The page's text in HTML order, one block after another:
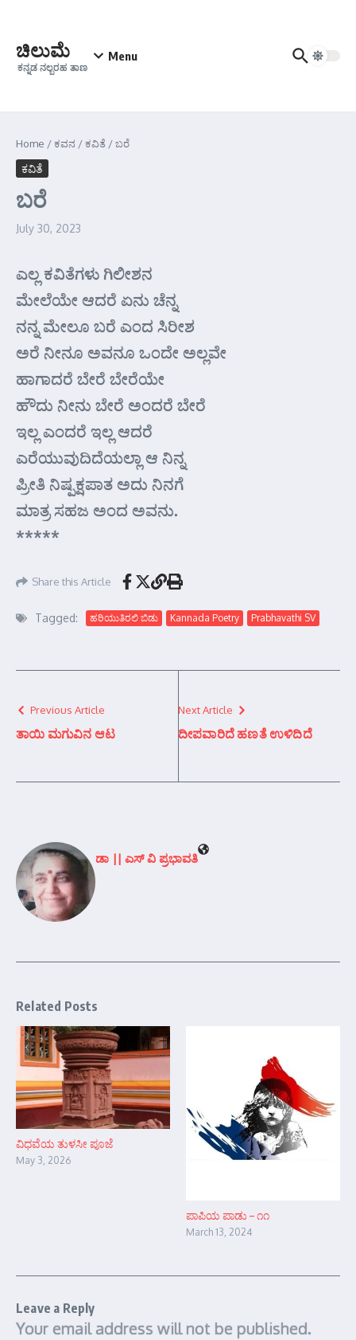
ಚಿಲುಮೆ
ಕನ್ನಡ ನಲ್ಬರಹ ತಾಣ
Menu
Home /ಕವನ /ಕವಿತೆ /ಬರೆ
ಕವಿತೆ
ಬರೆ
July 30, 2023
ಎಲ್ಲ ಕವಿತೆಗಳು ಗಿಲೀಶನ
ಮೇಲೆಯೇ ಆದರೆ ಏನು ಚೆನ್ನ
ನನ್ನ ಮೇಲೂ ಬರೆ ಎಂದ ಸಿರೀಶ
ಅರೆ ನೀನೂ ಅವನೂ ಒಂದೇ ಅಲ್ಲವೇ
ಹಾಗಾದರೆ ಬೇರೆ ಬೇರೆಯೇ
ಹೌದು ನೀನು ಬೇರೆ ಅಂದರೆ ಬೇರೆ
ಇಲ್ಲ ಎಂದರೆ ಇಲ್ಲ ಆದರೆ
ಎರೆಯುವುದಿದೆಯಲ್ಲಾ ಆ ನಿನ್ನ
ಪ್ರೀತಿ ನಿಷ್ಪಕ್ಷಪಾತ ಅದು ನಿನಗೆ
ಮಾತ್ರ ಸಹಜ ಅಂದ ಅವನು.
*****
Share this Article
Tagged: ಹರಿಯುತಿರಲಿ ಬಿಡು Kannada Poetry Prabhavathi SV
Previous Article
ತಾಯಿ ಮಗುವಿನ ಆಟ
Next Article
ದೀಪವಾರಿದೆ ಹಣತೆ ಉಳಿದಿದೆ
ಡಾ || ಎಸ್ ವಿ ಪ್ರಭಾವತಿ
Related Posts
ವಿಧವೆಯ ತುಳಸೀ ಪೂಜೆ
May 3, 2026
ಪಾಪಿಯ ಪಾಡು – ೧೧
March 13, 2024
Leave a Reply
Your email address will not be published.